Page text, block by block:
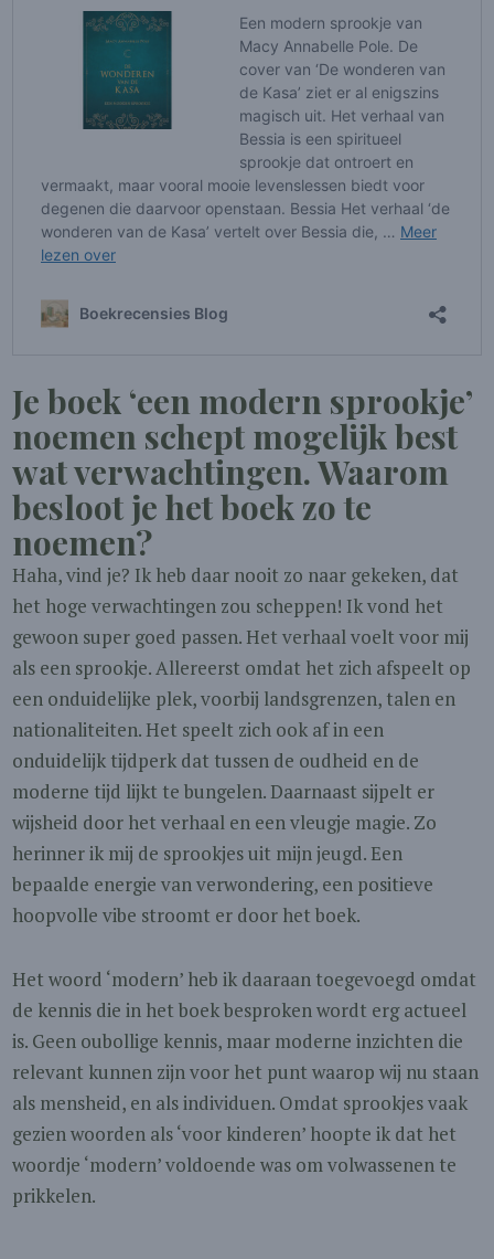
Je boek ‘een modern sprookje’
noemen schept mogelijk best
wat verwachtingen. Waarom
besloot je het boek zo te
noemen?
Haha, vind je? Ik heb daar nooit zo naar gekeken, dat
het hoge verwachtingen zou scheppen! Ik vond het
gewoon super goed passen. Het verhaal voelt voor mij
als een sprookje. Allereerst omdat het zich afspeelt op
een onduidelijke plek, voorbij landsgrenzen, talen en
nationaliteiten. Het speelt zich ook af in een
onduidelijk tijdperk dat tussen de oudheid en de
moderne tijd lijkt te bungelen. Daarnaast sijpelt er
wijsheid door het verhaal en een vleugje magie. Zo
herinner ik mij de sprookjes uit mijn jeugd. Een
bepaalde energie van verwondering, een positieve
hoopvolle vibe stroomt er door het boek.
Het woord ‘modern’ heb ik daaraan toegevoegd omdat
de kennis die in het boek besproken wordt erg actueel
is. Geen oubollige kennis, maar moderne inzichten die
relevant kunnen zijn voor het punt waarop wij nu staan
als mensheid, en als individuen. Omdat sprookjes vaak
gezien woorden als ‘voor kinderen’ hoopte ik dat het
woordje ‘modern’ voldoende was om volwassenen te
prikkelen.